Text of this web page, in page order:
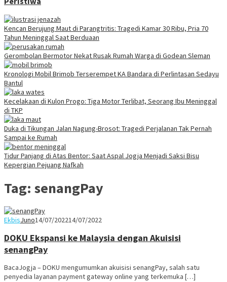
Kencan Berujung Maut di Parangtritis: Tragedi Kamar 30 Ribu, Pria 70
Tahun Meninggal Saat Berduaan
Gerombolan Bermotor Nekat Rusak Rumah Warga di Godean Sleman
Kronologi Mobil Brimob Terserempet KA Bandara di Perlintasan Sedayu
Bantul
Kecelakaan di Kulon Progo: Tiga Motor Terlibat, Seorang Ibu Meninggal
di TKP
Duka di Tikungan Jalan Nagung-Brosot: Tragedi Perjalanan Tak Pernah
Sampai ke Rumah
Tidur Panjang di Atas Bentor: Saat Aspal Jogja Menjadi Saksi Bisu
Kepergian Pejuang Nafkah
Tag: senangPay
EkbisJuno14/07/202214/07/2022
DOKU Ekspansi ke Malaysia dengan Akuisisi
senangPay
BacaJogja – DOKU mengumumkan akuisisi senangPay, salah satu
penyedia layanan payment gateway online yang terkemuka […]